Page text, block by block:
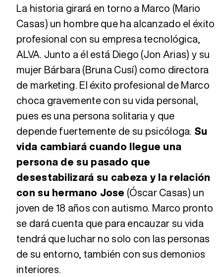
La historia girará en torno a Marco (Mario
Casas) un hombre que ha alcanzado el éxito
profesional con su empresa tecnológica,
ALVA. Junto a él está Diego (Jon Arias) y su
mujer Bárbara (Bruna Cusí) como directora
de marketing. El éxito profesional de Marco
choca gravemente con su vida personal,
pues es una persona solitaria y que
depende fuertemente de su psicóloga. Su
vida cambiará cuando llegue una
persona de su pasado que
desestabilizará su cabeza y la relación
con su hermano Jose (Óscar Casas) un
joven de 18 años con autismo. Marco pronto
se dará cuenta que para encauzar su vida
tendrá que luchar no solo con las personas
de su entorno, también con sus demonios
interiores.